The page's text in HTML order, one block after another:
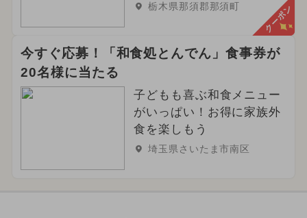
栃木県那須郡那須町 クーポン
今すぐ応募！「和食処とんでん」食事券が
20名様に当たる
子どもも喜ぶ和食メニュー
がいっぱい！お得に家族外
食を楽しもう
埼玉県さいたま市南区